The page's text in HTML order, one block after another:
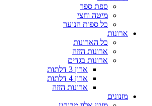
ספת ספר
מיטה וחצי
כל ספות הנוער
ארונות
כל הארונות
ארונות הזזה
ארונות בגדים
ארון 3 דלתות
ארון 4 דלתות
ארונות הזזה
מזנונים